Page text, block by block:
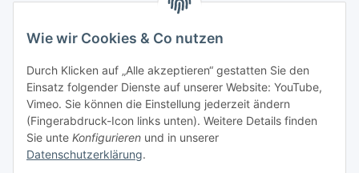
Newsletter Abonnieren
Bitte senden Sie mir entsprechend Ihrer
Datenschutzerklärungregelmäßig und jederzeit widerruflich
Informationen zu Ihrem Produktsortiment per E-Mail zu.
Wie wir Cookies & Co nutzen
Durch Klicken auf „Alle akzeptieren“ gestatten Sie den
Einsatz folgender Dienste auf unserer Website: YouTube,
Vimeo. Sie können die Einstellung jederzeit ändern
(Fingerabdruck-Icon links unten). Weitere Details finden
Sie unte Konfigurieren und in unserer
Datenschutzerklärung.